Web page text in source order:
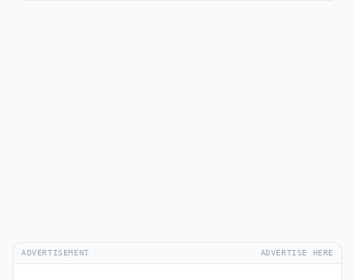
ADVERTISEMENT ADVERTISE HERE